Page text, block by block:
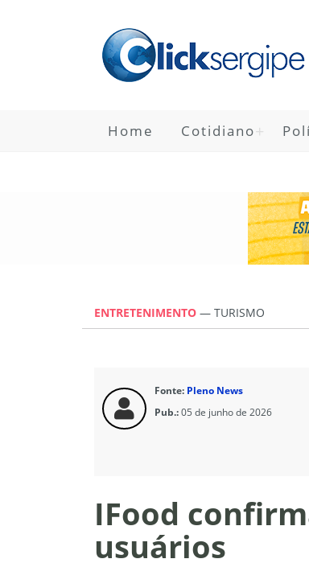
Home Cotidiano
ENTRETENIMENTO — TURISMO
Fonte: Pleno News
Pub.:05 de junho de 2026
IFood
usuários